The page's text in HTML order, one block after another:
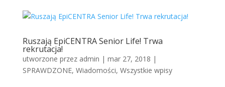
Ruszają EpiCENTRA Senior Life! Trwa
rekrutacja!
utworzone przez admin | mar 27, 2018 |
SPRAWDZONE, Wiadomości, Wszystkie wpisy